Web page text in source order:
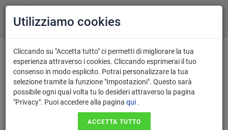
Inserisci il numero di targa nel
formato AA123AA.
Utilizziamo cookies
Cliccando su "Accetta tutto" ci permetti di migliorare la tua
esperienza attraverso i cookies. Cliccando esprimerai il tuo
consenso in modo esplicito. Potrai personalizzare la tua
selezione tramite la funzione "Impostazioni". Questo sarà
possibile ogni qual volta tu lo desideri attraverso la pagina
"Privacy". Puoi accedere alla pagina qui .
ACCETTA TUTTO